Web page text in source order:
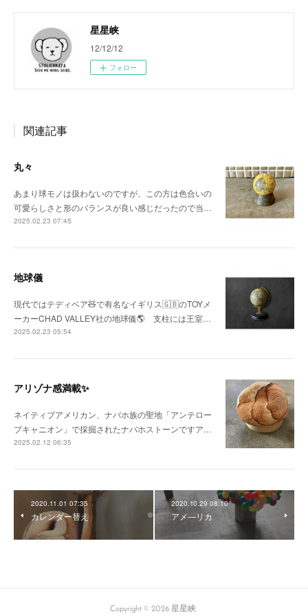
星星峡
12/12/12
フォロー
関連記事
丸々
あまり球モノは扱わないのですが、この方は色合いの
可愛らしさと形のバランスが良い感じだったので当…
2025.02.23 07:45
地球儀
現代ではテディベア🧸で有名なイギリス🇬🇧のTOYメ
ーカーCHAD VALLEY社の地球儀🌎 支柱には王室…
2025.02.23 05:54
アリゾナ感満載✨
ネイティブアメリカン、ナバホ族の聖地「アンテロー
プキャニオン」で採掘されたナバホストーンですア…
2025.02.12 06:35
2020.11.01 07:35
カレンダー替え
2020.10.29 08:10
アメ―リカ
Copyright © 2026 星星峡.